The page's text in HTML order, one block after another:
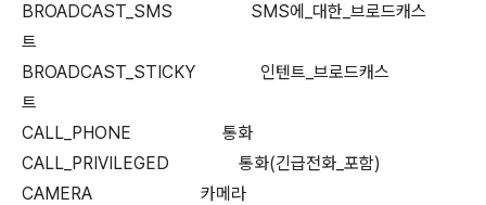
BROADCAST_SMS SMS에_대한_브로드캐스
트
BROADCAST_STICKY 인텐트_브로드캐스
트
CALL_PHONE 통화
CALL_PRIVILEGED 통화(긴급전화_포함)
CAMERA 카메라